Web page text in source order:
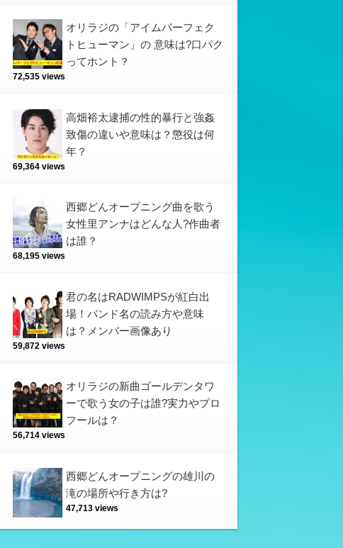
オリラジの「アイムパーフェク
トヒューマン」の 意味は?口パク
ってホント？
72,535 views
高畑裕太逮捕の性的暴行と強姦
致傷の違いや意味は？懲役は何
年？
69,364 views
西郷どんオープニング曲を歌う
女性里アンナはどんな人?作曲者
は誰？
68,195 views
君の名はRADWIMPSが紅白出
場！バンド名の読み方や意味
は？メンバー画像あり
59,872 views
オリラジの新曲ゴールデンタワ
ーで歌う女の子は誰?実力やプロ
フールは？
56,714 views
西郷どんオープニングの雄川の
滝の場所や行き方は?
47,713 views